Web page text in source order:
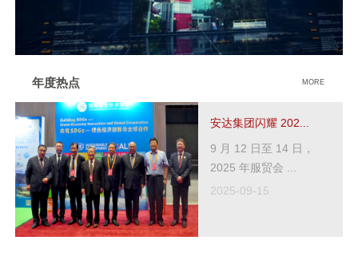
年度热点 MORE
安达集团闪耀 202...
9 月 12 日至 14 日，
2025 年服贸会 ...
2025-09-15